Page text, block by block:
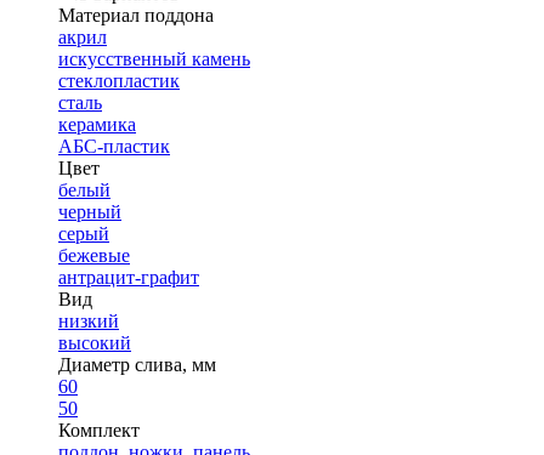
Материал поддона
акрил
искусственный камень
стеклопластик
сталь
керамика
АБС-пластик
Цвет
белый
черный
серый
бежевые
антрацит-графит
Вид
низкий
высокий
Диаметр слива, мм
60
50
Комплект